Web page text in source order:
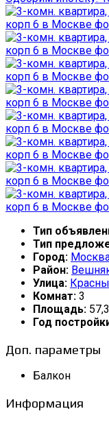
Тип
Тип
Город:
Район:
Улица:
Комнат: 3
Площадь:
Год
Доп. параметры
Балкон
Информация